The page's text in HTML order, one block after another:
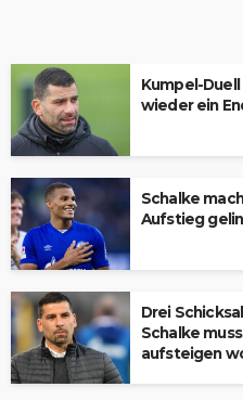
Kumpel-
wieder ein
Schalke
Aufstieg
Drei
Schalke
aufsteigen